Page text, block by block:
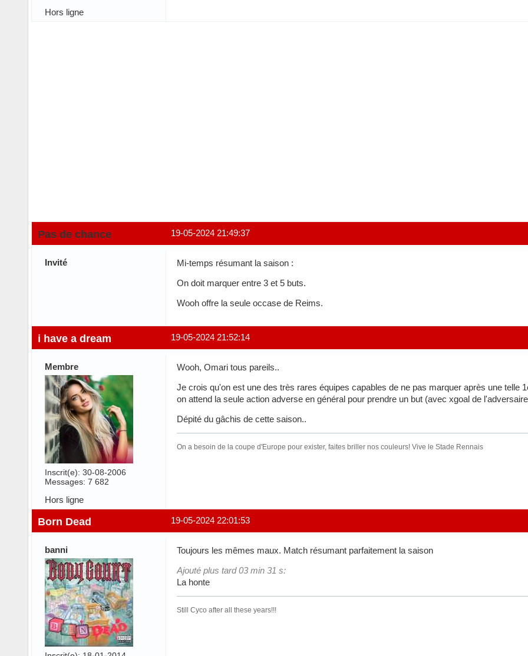
Hors ligne
19-05-2024 21:49:37
Pas de chance
Invité
Mi-temps résumant la saison :
On doit marquer entre 3 et 5 buts.
Wooh offre la seule occase de Reims.
19-05-2024 21:52:14
i have a dream
Membre
Inscrit(e): 30-08-2006
Messages: 7 682
Wooh, Omari tous pareils..
Je crois qu'on est une des très rares équipes capables de ne pas marquer après une
on attend la seule action adverse en général pour prendre un but (avec xgoal de
Dépité du gâchis de cette saison..
On a besoin de la coupe d'Europe pour exister, faites briller nos couleurs! Vive le Stade Rennais
Hors ligne
19-05-2024 22:01:53
Born Dead
banni
Toujours les mêmes maux. Match résumant parfaitement la saison
Ajouté plus tard 03 min 31 s:
La honte
Still Cyco after all these years!!!